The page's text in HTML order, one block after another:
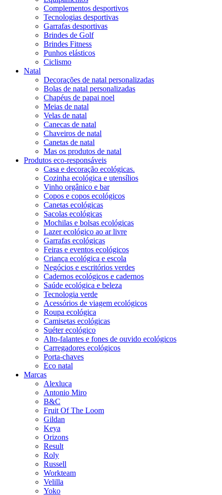
Complementos desportivos
Tecnologias desportivas
Garrafas desportivas
Brindes de Golf
Brindes Fitness
Punhos elásticos
Ciclismo
Natal
Decorações de natal personalizadas
Bolas de natal personalizadas
Chapéus de papai noel
Meias de natal
Velas de natal
Canecas de natal
Chaveiros de natal
Canetas de natal
Mas os produtos de natal
Produtos eco-responsáveis
Casa e decoração ecológicas.
Cozinha ecológica e utensílios
Vinho orgânico e bar
Copos e copos ecológicos
Canetas ecológicas
Sacolas ecológicas
Mochilas e bolsas ecológicas
Lazer ecológico ao ar livre
Garrafas ecológicas
Feiras e eventos ecológicos
Criança ecológica e escola
Negócios e escritórios verdes
Cadernos ecológicos e cadernos
Saúde ecológica e beleza
Tecnologia verde
Acessórios de viagem ecológicos
Roupa ecológica
Camisetas ecológicas
Suéter ecológico
Alto-falantes e fones de ouvido ecológicos
Carregadores ecológicos
Porta-chaves
Eco natal
Marcas
Alexluca
Antonio Miro
B&C
Fruit Of The Loom
Gildan
Keya
Orizons
Result
Roly
Russell
Workteam
Velilla
Yoko